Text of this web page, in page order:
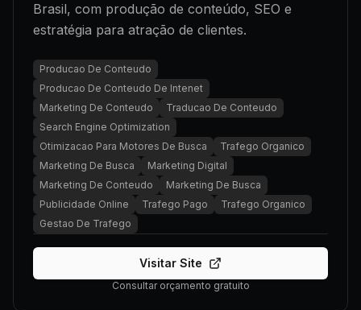
Brasil, com produção de conteúdo, SEO e
estratégia para atração de clientes.
Producao De Conteudo
Producao De Conteudo De Intenet
Marketing De Conteudo
Traducao De Conteudo
Search Engine Optimization
Otimizacao Para Motores De Busca
Trafego Organico
Marketing De Busca
Marketing Digital
Marketing De Conteudo
Marketing De Busca
Publicidade Online
Trafego Pago
Trafego Organico
Gestao De Trafego
Visitar Site
Consultar orçamento gratuito